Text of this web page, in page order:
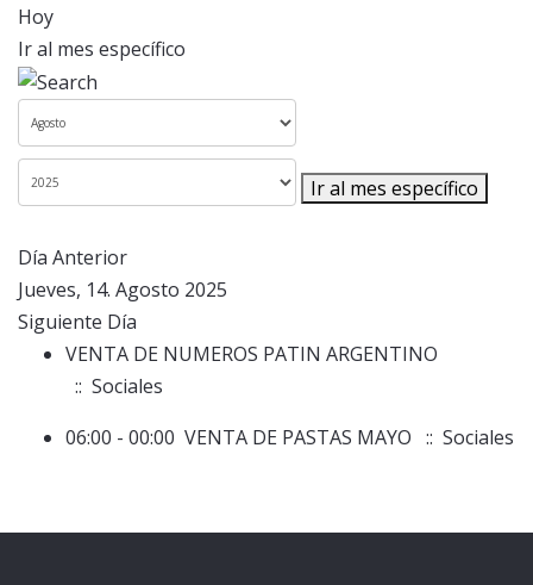
Hoy
Ir al mes específico
Ir al mes específico
Día Anterior
Jueves, 14. Agosto 2025
Siguiente Día
VENTA DE NUMEROS PATIN ARGENTINO
:: Sociales
06:00 - 00:00 VENTA DE PASTAS MAYO :: Sociales